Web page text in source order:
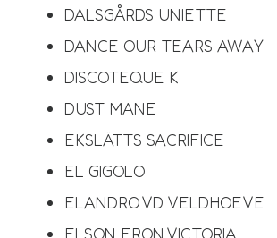
DALSGÅRDS UNIETTE
DANCE OUR TEARS AWAY
DISCOTEQUE K
DUST MANE
EKSLÄTTS SACRIFICE
EL GIGOLO
ELANDRO V.D. VELDHOEVE
ELSON FRON VICTORIA